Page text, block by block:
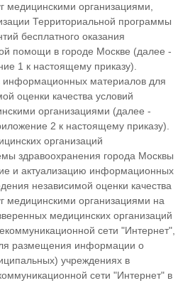
медицинскими организациями,
Территориальной программы
бесплатного оказания
помощи в городе Москве (далее -
1 к настоящему приказу).
информационных материалов для
оценки качества условий
организациями (далее -
2 к настоящему приказу).
организаций
здравоохранения города Москвы
и актуализацию информационных
независимой оценки качества
медицинскими организациями на
медицинских организаций
сети "Интернет",
размещения информации о
учреждениях в
сети "Интернет" в